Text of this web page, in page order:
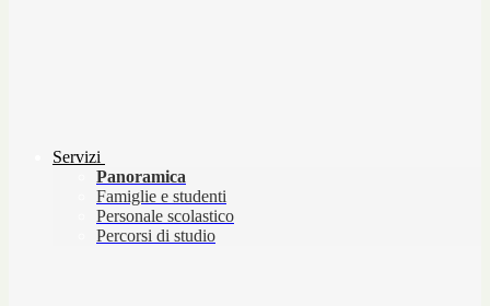
Servizi
Panoramica
Famiglie e studenti
Personale scolastico
Percorsi di studio